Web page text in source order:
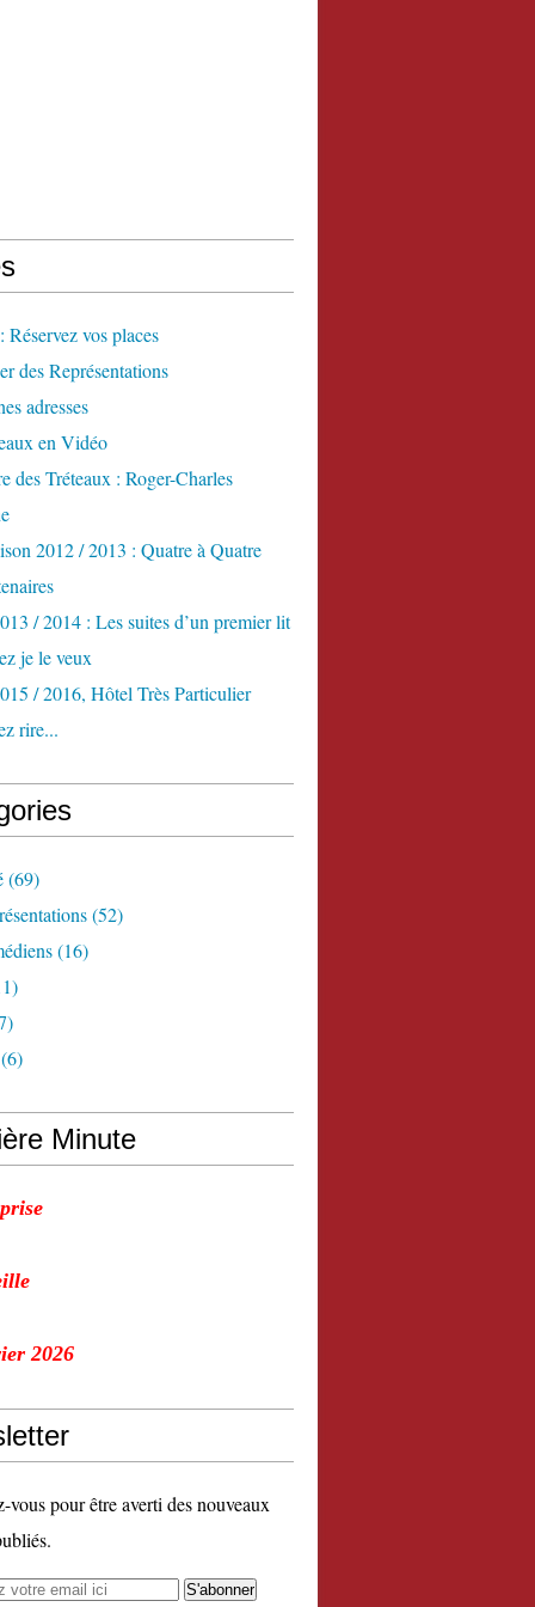
Réservez vos places
des Représentations
adresses
en Vidéo
des Tréteaux : Roger-Charles
2012 / 2013 : Quatre à Quatre
/ 2014 : Les suites d’un premier lit
je le veux
/ 2016, Hôtel Très Particulier
rire...
(69)
(52)
(16)
Minute
2026
vous pour être averti des nouveaux